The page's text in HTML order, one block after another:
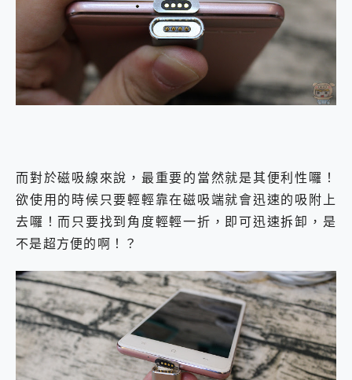
而對於磁吸線來說，最重要的當然就是其便利性囉！
欲使用的時候只要輕輕靠在磁吸端就會迅速的吸附上
去囉！而只要找到角度輕輕一折，即可迅速拆卸，是
不是超方便的啊！？